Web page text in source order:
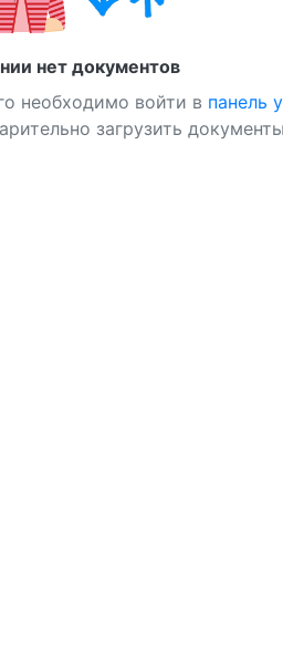
нет документов
необходимо войти в панель
загрузить